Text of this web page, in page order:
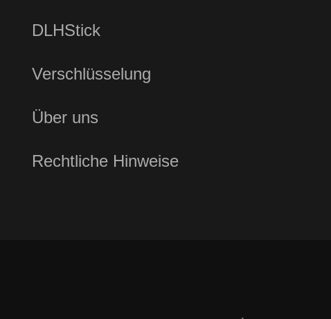
DLHStick
Verschlüsselung
Über uns
Rechtliche Hinweise